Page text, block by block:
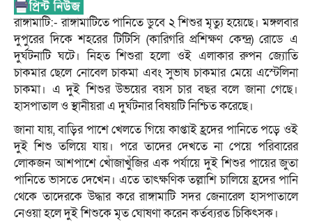
রাঙ্গামাটি:- রাঙ্গামাটিতে পানিতে ডুবে ২ শিশুর মৃত্যু হয়েছে। মঙ্গলবার
দুপুরের দিকে শহরের টিটিসি (কারিগরি প্রশিক্ষণ কেন্দ্র) রোডে এ
দুর্ঘটনাটি ঘটে। নিহত শিশুরা হলো ওই এলাকার রুপন জ্যোতি
চাকমার ছেলে নোবেল চাকমা এবং সুভাষ চাকমার মেয়ে এস্টেলিনা
চাকমা। এ দুই শিশুর উভয়ের বয়স চার বছর বলে জানা গেছে।
হাসপাতাল ও স্থানীয়রা এ দুর্ঘটনার বিষয়টি নিশ্চিত করেছে।
জানা যায়, বাড়ির পাশে খেলতে গিয়ে কাপ্তাই হ্রদের পানিতে পড়ে ওই
দুই শিশু তলিয়ে যায়। পরে তাদের দেখতে না পেয়ে পরিবারের
লোকজন আশপাশে খোঁজাখুঁজির এক পর্যায়ে দুই শিশুর পায়ের জুতা
পানিতে ভাসতে দেখেন। এতে তাৎক্ষণিক তল্লাশি চালিয়ে হ্রদের পানি
থেকে তাদেরকে উদ্ধার করে রাঙ্গামাটি সদর জেনারেল হাসপাতালে
নেওয়া হলে দুই শিশুকে মৃত ঘোষণা করেন কর্তব্যরত চিকিৎসক।